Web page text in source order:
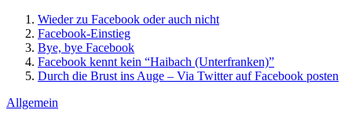
Wieder zu Facebook oder auch nicht
Facebook-Einstieg
Bye, bye Facebook
Facebook kennt kein “Haibach (Unterfranken)”
Durch die Brust ins Auge – Via Twitter auf Facebook posten
Allgemein